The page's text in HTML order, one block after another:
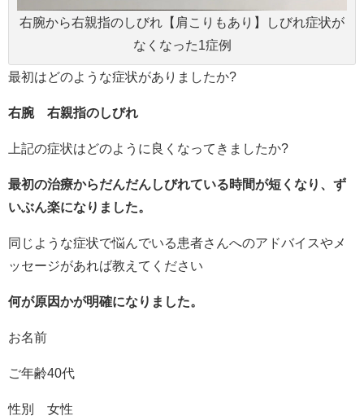
右腕から右親指のしびれ【肩こりもあり】しびれ症状が
なくなった1症例
最初はどのような症状がありましたか?
右腕 右親指のしびれ
上記の症状はどのように良くなってきましたか?
最初の治療からだんだんしびれている時間が短くなり、ず
いぶん楽になりました。
同じような症状で悩んでいる患者さんへのアドバイスやメ
ッセージがあれば教えてください
何が原因かが明確になりました。
お名前
ご年齢40代
性別 女性